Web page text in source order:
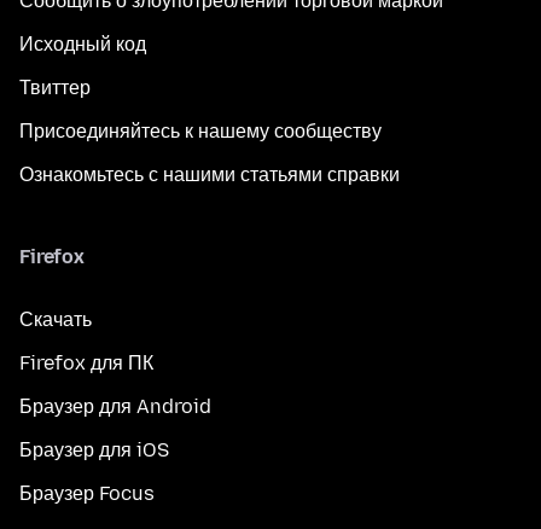
Исходный код
Твиттер
Присоединяйтесь к нашему сообществу
Ознакомьтесь с нашими статьями справки
Firefox
Скачать
Firefox для ПК
Браузер для Android
Браузер для iOS
Браузер Focus